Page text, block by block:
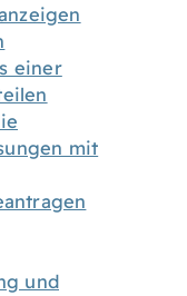
einer
mit
und